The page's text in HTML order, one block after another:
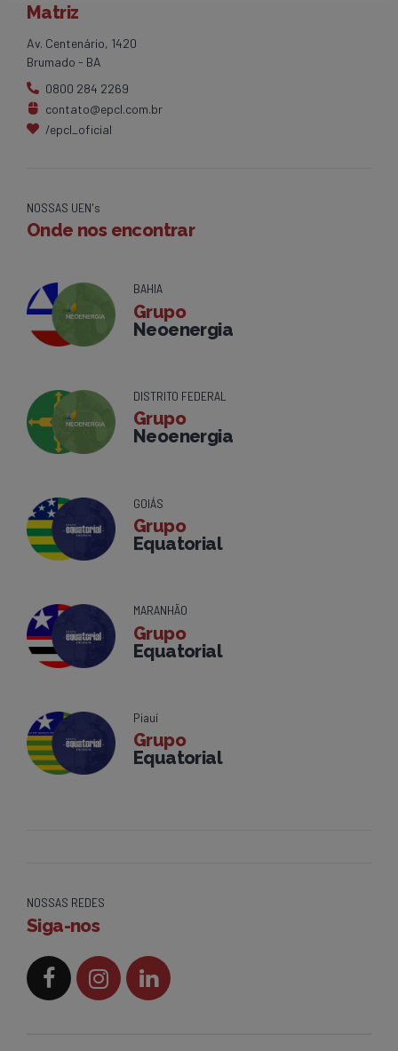
Matriz
Av. Centenário, 1420
Brumado - BA
0800 284 2269
contato@epcl.com.br
/epcl_oficial
NOSSAS UEN's
Onde nos encontrar
BAHIA
Grupo
Neoenergia
DISTRITO FEDERAL
Grupo
Neoenergia
GOIÁS
Grupo
Equatorial
MARANHÃO
Grupo
Equatorial
Piauí
Grupo
Equatorial
NOSSAS REDES
Siga-nos